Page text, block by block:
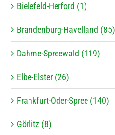
Bielefeld-Herford (1)
Brandenburg-Havelland (85)
Dahme-Spreewald (119)
Elbe-Elster (26)
Frankfurt-Oder-Spree (140)
Görlitz (8)